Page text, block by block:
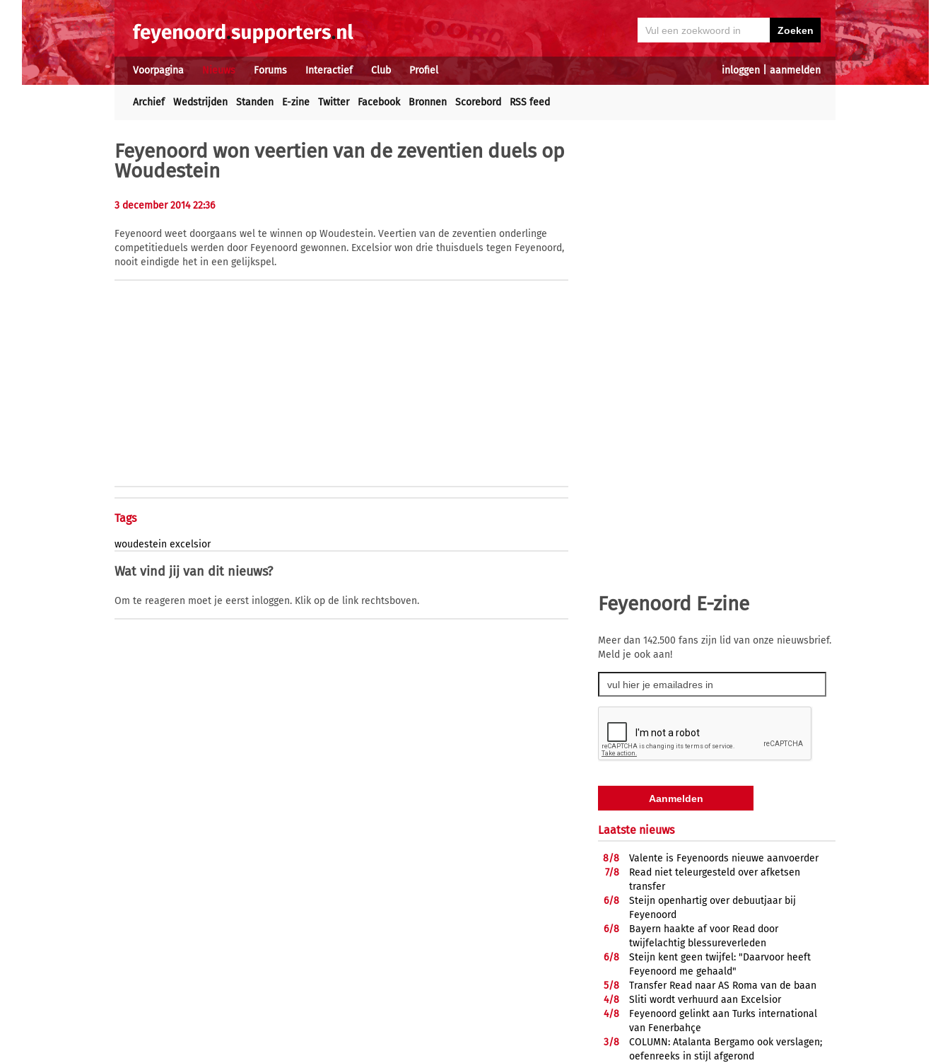
inloggen aanmelden
Voorpagina Nieuws Forums Interactief Club Profiel
Archief Wedstrijden Standen E-zine Twitter Facebook Bronnen Scorebord RSS feed
Feyenoord won veertien van de zeventien duels op
Woudestein
3 december 2014 22:36
Feyenoord weet doorgaans wel te winnen op Woudestein. Veertien van de zeventien onderlinge
competitieduels werden door Feyenoord gewonnen. Excelsior won drie thuisduels tegen Feyenoord,
nooit eindigde het in een gelijkspel.
Tags
woudestein excelsior
Wat vind jij van dit nieuws?
Om te reageren moet je eerst inloggen. Klik op de link rechtsboven. Feyenoord E-zine
Meer dan 142.500 fans zijn lid van onze nieuwsbrief.
Meld je ook aan!
Laatste nieuws
8/8
Valente is Feyenoords nieuwe aanvoerder
7/8
Read niet teleurgesteld over afketsen
transfer
6/8
Steijn openhartig over debuutjaar bij
Feyenoord
6/8
Bayern haakte af voor Read door
twijfelachtig blessureverleden
6/8
Steijn kent geen twijfel: "Daarvoor heeft
Feyenoord me gehaald"
5/8
Transfer Read naar AS Roma van de baan
4/8
Sliti wordt verhuurd aan Excelsior
4/8
Feyenoord gelinkt aan Turks international
van Fenerbahçe
3/8
COLUMN: Atalanta Bergamo ook verslagen;
oefenreeks in stijl afgerond